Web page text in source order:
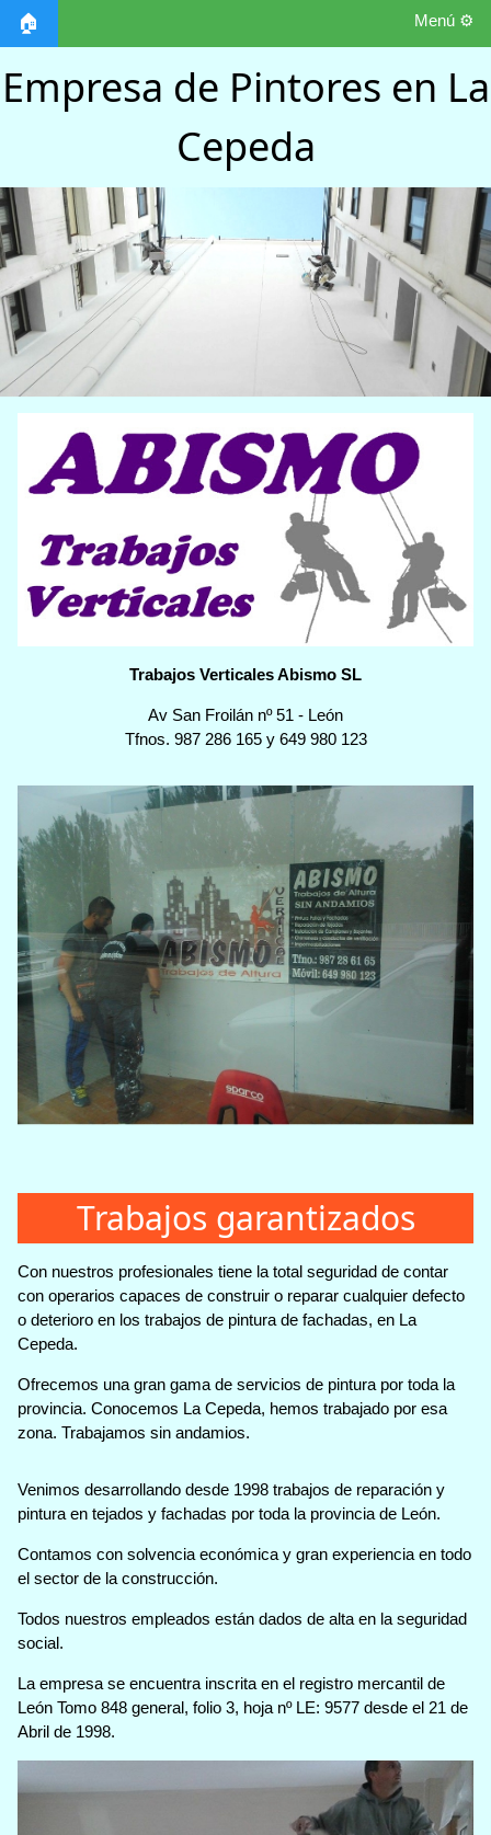
🏠 Menú ⚙️
Empresa de Pintores en La
Cepeda
Trabajos Verticales Abismo SL
Av San Froilán nº 51 - León
Tfnos. 987 286 165y 649 980 123
Trabajos garantizados
Con nuestros profesionales tiene la total seguridad de contar
con operarios capaces de construir o reparar cualquier defecto
o deterioro en los trabajos de pintura de fachadas, en La
Cepeda.
Ofrecemos una gran gama de servicios de pintura por toda la
provincia. Conocemos La Cepeda, hemos trabajado por esa
zona. Trabajamos sin andamios.
Venimos desarrollando desde 1998 trabajos de reparación y
pintura en tejados y fachadas por toda la provincia de León.
Contamos con solvencia económica y gran experiencia en todo
el sector de la construcción.
Todos nuestros empleados están dados de alta en la seguridad
social.
La empresa se encuentra inscrita en el registro mercantil de
León Tomo 848 general, folio 3, hoja nº LE: 9577 desde el 21 de
Abril de 1998.